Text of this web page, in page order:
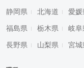
静岡県 北海道 愛媛
福島県 栃木県 岐阜
長野県 山梨県 宮城